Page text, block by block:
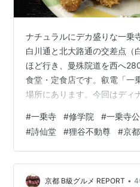
ナチュラルにデカ盛りな一乗
白川通と北大路通の交差点（
ほど行き、曼殊院道を西へ
食堂・定食店です。叡電「一
場所にあります。今回はディ
ケ・ひと口カツ）」を
市左京区一乗寺里ノ西町52
075-781-6534●定休日…日
ージ…なし※詳しくは食べロ
さい。 記事制作：京都 B級グ
#一乗寺 #修学院 #一乗寺
#詩仙堂 #狸谷不動尊 #京
京都 B級グルメ REPORT • 4